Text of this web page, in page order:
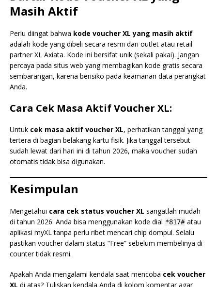
Masih Aktif
Perlu diingat bahwa kode voucher XL yang masih aktif
adalah kode yang dibeli secara resmi dari outlet atau retail
partner XL Axiata. Kode ini bersifat unik (sekali pakai). Jangan
percaya pada situs web yang membagikan kode gratis secara
sembarangan, karena berisiko pada keamanan data perangkat
Anda.
Cara Cek Masa Aktif Voucher XL:
Untuk cek masa aktif voucher XL, perhatikan tanggal yang
tertera di bagian belakang kartu fisik. Jika tanggal tersebut
sudah lewat dari hari ini di tahun 2026, maka voucher sudah
otomatis tidak bisa digunakan.
Kesimpulan
Mengetahui cara cek status voucher XL sangatlah mudah
di tahun 2026. Anda bisa menggunakan kode dial *817# atau
aplikasi myXL tanpa perlu ribet mencari chip dompul. Selalu
pastikan voucher dalam status “Free” sebelum membelinya di
counter tidak resmi.
Apakah Anda mengalami kendala saat mencoba cek voucher
XL di atas? Tuliskan kendala Anda di kolom komentar agar